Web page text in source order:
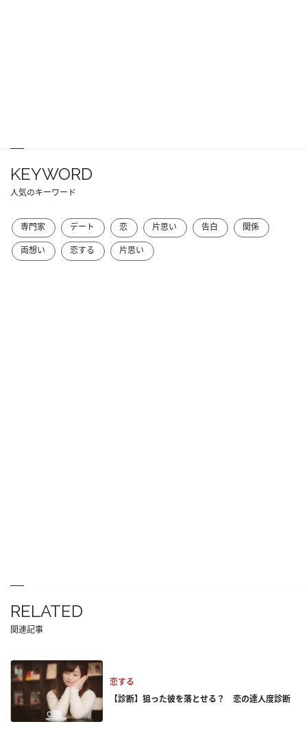
KEYWORD
人気のキーワード
専門家 デート 恋 片思い 告白
関係
両想い
恋する 片思い
RELATED
関連記事
恋する
【診断】狙った彼を落とせる？ 恋の達人度診断